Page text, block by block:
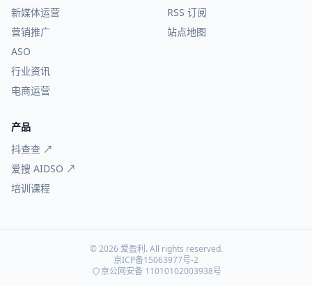
新媒体运营
营销推广
ASO
行业资讯
电商运营
RSS 订阅
站点地图
产品
抖查查 ↗
爱搜 AIDSO ↗
培训课程
© 2026 爱盈利. All rights reserved.
京ICP备15063977号-2
京公网安备 11010102003938号